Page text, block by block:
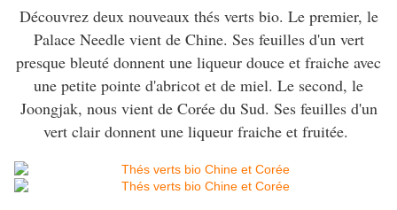
Découvrez deux nouveaux thés verts bio. Le premier, le
Palace Needle vient de Chine. Ses feuilles d'un vert
presque bleuté donnent une liqueur douce et fraiche avec
une petite pointe d'abricot et de miel. Le second, le
Joongjak, nous vient de Corée du Sud. Ses feuilles d'un
vert clair donnent une liqueur fraiche et fruitée.